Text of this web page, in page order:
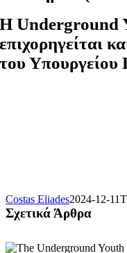
HUnderground
επιχορηγείται
του Υπουργείου
Costas Eliades2024-12-
Σχετικά Άρθρα